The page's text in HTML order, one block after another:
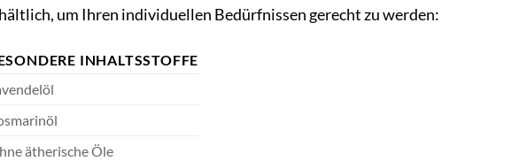
um Ihren individuellen Bedürfnissen gerecht zu werden:
INHALTSSTOFFE
ätherische Öle